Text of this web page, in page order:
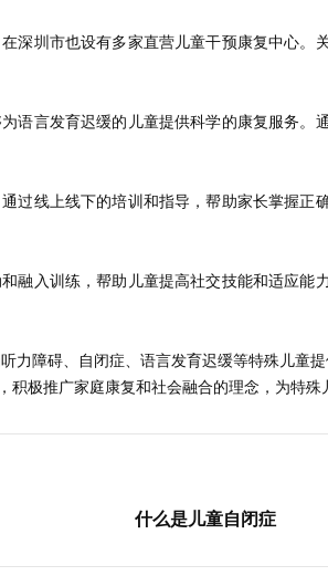
深圳市也设有多家直营儿童干预康复中心。
语言发育迟缓的儿童提供科学的康复服务。
过线上线下的培训和指导，帮助家长掌握正
融入训练，帮助儿童提高社交技能和适应能
力障碍、自闭症、语言发育迟缓等特殊儿童
极推广家庭康复和社会融合的理念，为特
什么是儿童自闭症